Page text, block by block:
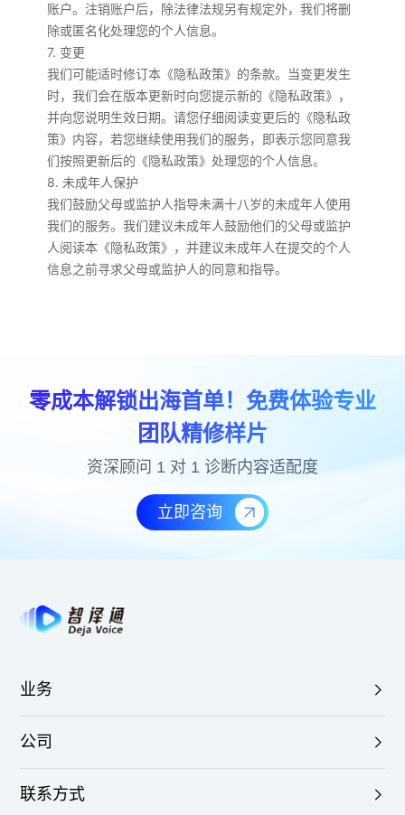
账户。注销账户后，除法律法规另有规定外，我们将删
除或匿名化处理您的个人信息。
7. 变更
我们可能适时修订本《隐私政策》的条款。当变更发生
时，我们会在版本更新时向您提示新的《隐私政策》，
并向您说明生效日期。请您仔细阅读变更后的《隐私政
策》内容，若您继续使用我们的服务，即表示您同意我
们按照更新后的《隐私政策》处理您的个人信息。
8. 未成年人保护
我们鼓励父母或监护人指导未满十八岁的未成年人使用
我们的服务。我们建议未成年人鼓励他们的父母或监护
人阅读本《隐私政策》，并建议未成年人在提交的个人
信息之前寻求父母或监护人的同意和指导。
零成本解锁出海首单！免费体验专业
团队精修样片
资深顾问 1 对 1 诊断内容适配度
立即咨询
业务
公司
联系方式